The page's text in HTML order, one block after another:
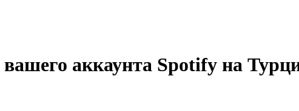
аккаунта Spotify на